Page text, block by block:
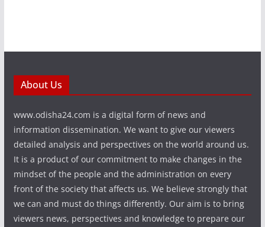
About Us
www.odisha24.com is a digital form of news and
information dissemination. We want to give our viewers
detailed analysis and perspectives on the world around us.
It is a product of our commitment to make changes in the
mindset of the people and the administration on every
front of the society that affects us. We believe strongly that
we can and must do things differently. Our aim is to bring
viewers news, perspectives and knowledge to prepare our